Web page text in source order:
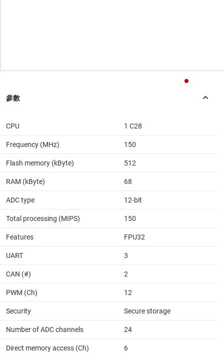
CPU 1 C28
Frequency (MHz) 150
Flash memory (kByte) 512
RAM (kByte) 68
ADC type 12-bit
Total processing (MIPS) 150
Features FPU32
UART 3
CAN (#) 2
PWM (Ch) 12
Security Secure storage
Number of ADC channels 24
Direct memory access (Ch) 6